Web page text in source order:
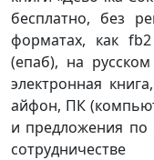
бесплатно, без
форматах, как
(епаб), на
электронная
айфон, ПК
и предложения по